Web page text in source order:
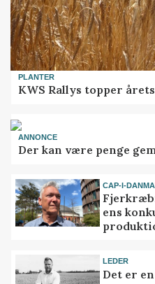
PLANTER
KWS Rallys topper
ANNONCE
Der kan være penge
CAP-I-
ens
LEDER
Det er